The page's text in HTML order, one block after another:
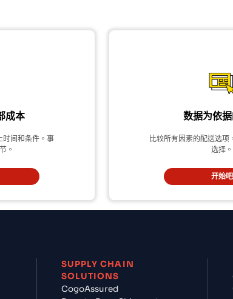
成本
时间和条件。事
。
数据为依
比较所有因素的配送选项
选择。
开始吧
SUPPLY CHAIN
SOLUTIONS
CogoAssured